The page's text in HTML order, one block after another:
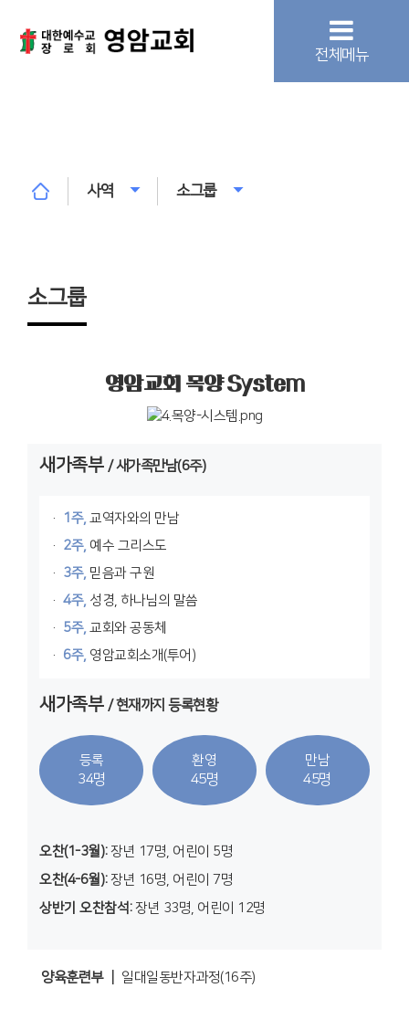
전체메뉴
사역 소그룹
소그룹
영암교회 목양 System
새가족부 / 새가족만남(6주)
1주,교역자와의 만남
2주,예수 그리스도
3주,믿음과 구원
4주,성경, 하나님의 말씀
5주,교회와 공동체
6주,영암교회소개(투어)
새가족부 / 현재까지 등록현황
등록
34명
환영
45명
만남
45명
오찬(1-3월):장년 17명, 어린이 5명
오찬(4-6월):장년 16명, 어린이 7명
상반기 오찬참석:장년 33명, 어린이 12명
양육훈련부 ┃ 일대일동반자과정(16주)